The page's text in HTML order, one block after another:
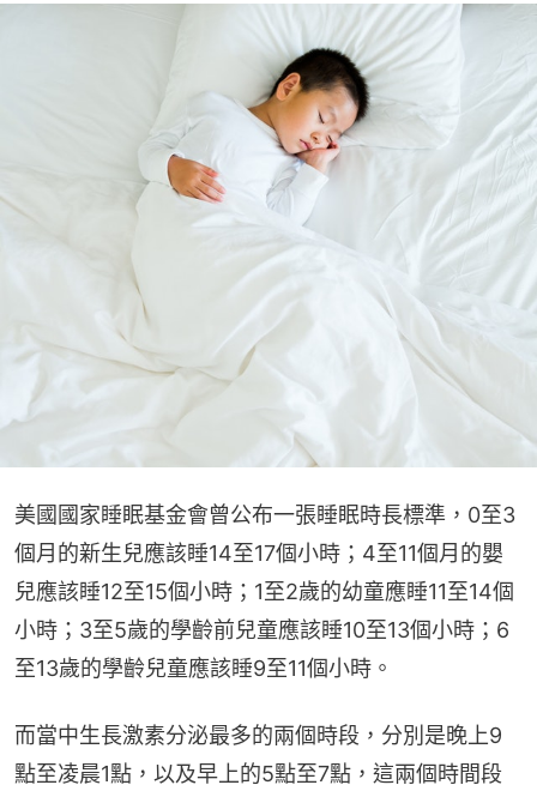
美國國家睡眠基金會曾公布一張睡眠時長標準，0至3
個月的新生兒應該睡14至17個小時；4至11個月的嬰
兒應該睡12至15個小時；1至2歲的幼童應睡11至14個
小時；3至5歲的學齡前兒童應該睡10至13個小時；6
至13歲的學齡兒童應該睡9至11個小時。
而當中生長激素分泌最多的兩個時段，分別是晚上9
點至凌晨1點，以及早上的5點至7點，這兩個時間段